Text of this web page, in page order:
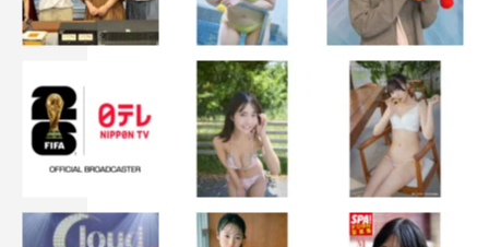
秋元才加×寺脇康文・塚地武雅
2020年10月23日（金）後7時開演
内田真礼×寺脇康文・塚地武雅
2020年10月24日（日）
後2時開演 早川聖来（乃木坂46）×寺脇康文・塚地武雅
後7時開演 山口乃々華（E-girls）×寺脇康文・塚地武雅